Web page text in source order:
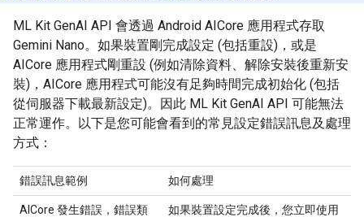
ML Kit GenAI API 會透過 Android AICore 應用程式存取
Gemini Nano。如果裝置剛完成設定 (包括重設)，或是
AICore 應用程式剛重設 (例如清除資料、解除安裝後重新安
裝)，AICore 應用程式可能沒有足夠時間完成初始化 (包括
從伺服器下載最新設定)。因此 ML Kit GenAI API 可能無法
正常運作。以下是您可能會看到的常見設定錯誤訊息及處理
方式：
錯誤訊息範例 如何處理
AICore 發生錯誤，錯誤類
如果裝置設定完成後，您立即使用